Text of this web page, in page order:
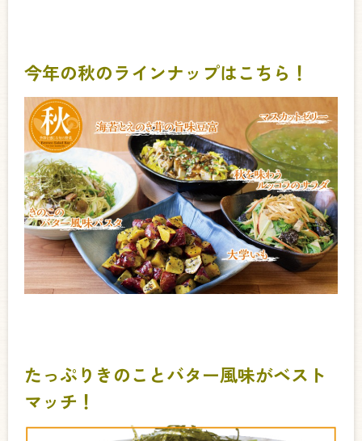
今年の秋のラインナップはこちら！
たっぷりきのことバター風味がベスト
マッチ！